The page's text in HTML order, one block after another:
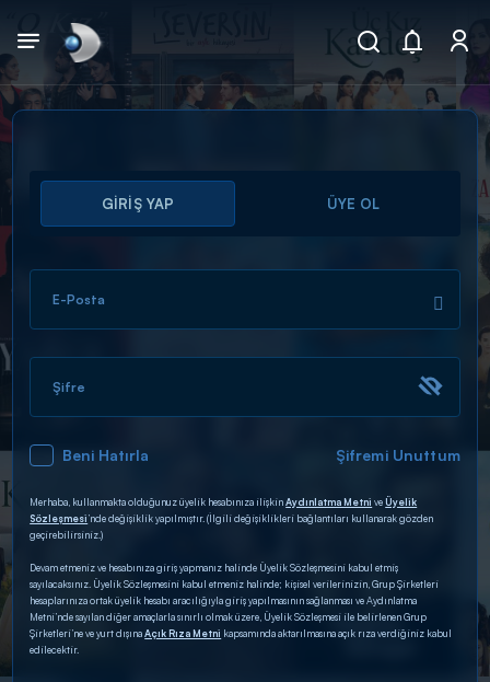
Arama
ARAMA SONUÇLARI
DİĞER SONUÇLAR
GİRİŞ YAP ÜYE OL
E-Posta
Şifre
Beni Hatırla Şifremi Unuttum
Merhaba, kullanmakta olduğunuz üyelik hesabınıza ilişkinAydınlatma Metni veÜyelik
Sözleşmesi’nde değişiklik yapılmıştır. (İlgili değişiklikleri bağlantıları kullanarak gözden
geçirebilirsiniz.)
Devam etmeniz ve hesabınıza giriş yapmanız halinde Üyelik Sözleşmesini kabul etmiş
sayılacaksınız. Üyelik Sözleşmesini kabul etmeniz halinde; kişisel verilerinizin, Grup Şirketleri
hesaplarınıza ortak üyelik hesabı aracılığıyla giriş yapılmasının sağlanması ve Aydınlatma
Metni’nde sayılan diğer amaçlarla sınırlı olmak üzere, Üyelik Sözleşmesi ile belirlenen Grup
Şirketleri’ne ve yurt dışınaAçık Rıza Metni kapsamında aktarılmasına açık rıza verdiğiniz kabul
edilecektir.